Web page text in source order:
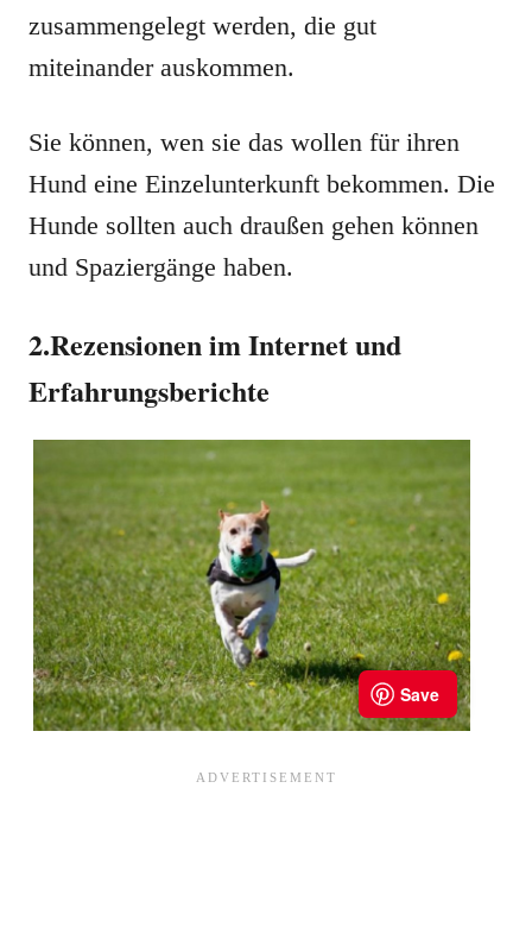
zusammengelegt werden, die gut
miteinander auskommen.
Sie können, wen sie das wollen für ihren
Hund eine Einzelunterkunft bekommen. Die
Hunde sollten auch draußen gehen können
und Spaziergänge haben.
2.Rezensionen im Internet und
Erfahrungsberichte